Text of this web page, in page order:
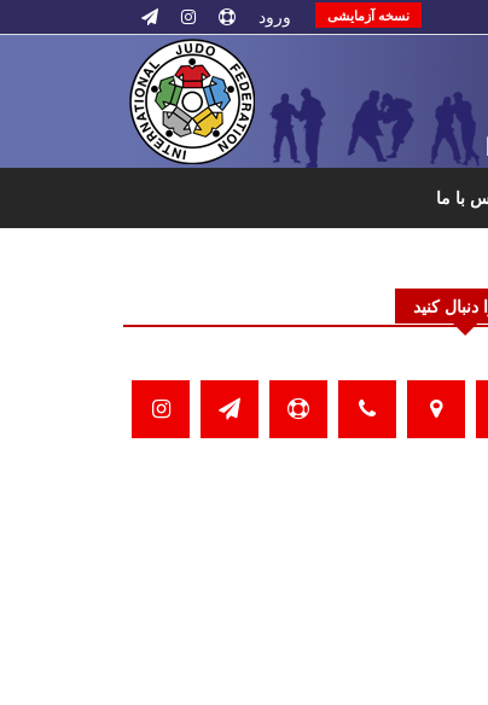
نسخه آزمایشی ورود
با ما
دنبال کنید